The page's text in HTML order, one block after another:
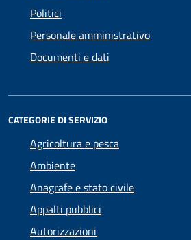
Politici
Personale amministrativo
Documenti e dati
CATEGORIE DI SERVIZIO
Agricoltura e pesca
Ambiente
Anagrafe e stato civile
Appalti pubblici
Autorizzazioni